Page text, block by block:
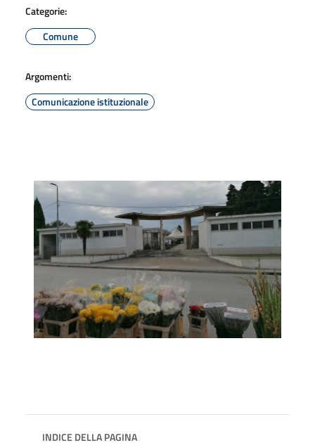
Categorie:
Comune
Argomenti:
Comunicazione istituzionale
INDICE DELLA PAGINA